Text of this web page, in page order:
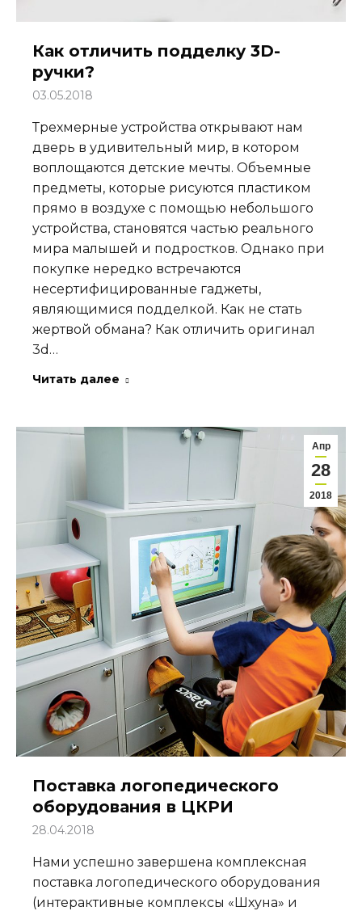
Как отличить подделку 3D-
ручки?
03.05.2018
Трехмерные устройства открывают нам
дверь в удивительный мир, в котором
воплощаются детские мечты. Объемные
предметы, которые рисуются пластиком
прямо в воздухе с помощью небольшого
устройства, становятся частью реального
мира малышей и подростков. Однако при
покупке нередко встречаются
несертифицированные гаджеты,
являющимися подделкой. Как не стать
жертвой обмана? Как отличить оригинал
3d…
Читать далее
Апр
28
2018
Поставка логопедического
оборудования в ЦКРИ
28.04.2018
Нами успешно завершена комплексная
поставка логопедического оборудования
(интерактивные комплексы «Шхуна» и